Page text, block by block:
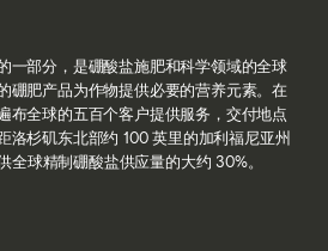
一部分，是硼酸盐施肥和科学领域的全球
硼肥产品为作物提供必要的营养元素。在
布全球的五百个客户提供服务，交付地点
洛杉矶东北部约 100 英里的加利福尼亚州
全球精制硼酸盐供应量的大约 30%。